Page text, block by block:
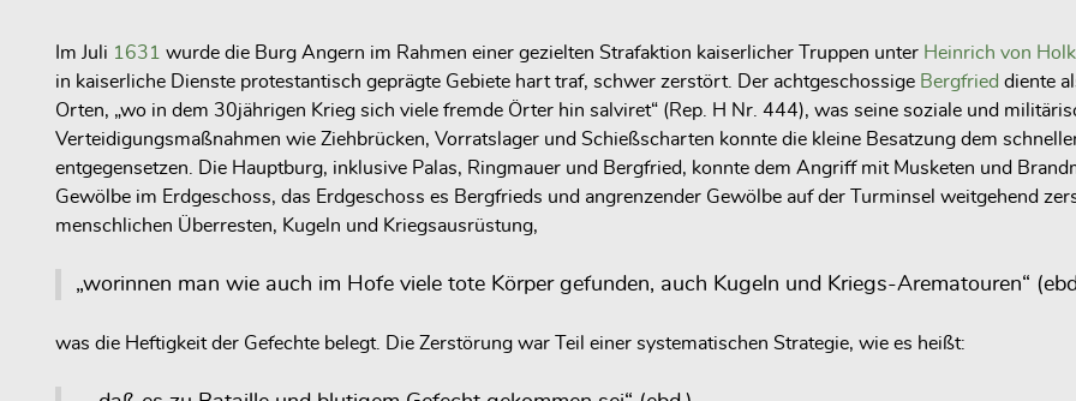
Im Juli 1631 wurde die Burg Angern im Rahmen einer gezielten Strafaktion kaiserlicher Truppen unter Heinrich von Holk
in kaiserliche Dienste protestantisch geprägte Gebiete hart traf, schwer zerstört. Der achtgeschossige Bergfried diente
Orten, „wo in dem 30jährigen Krieg sich viele fremde Örter hin salviret“ (Rep. H Nr. 444), was seine soziale und
Verteidigungsmaßnahmen wie Ziehbrücken, Vorratslager und Schießscharten konnte die kleine Besatzung dem
entgegensetzen. Die Hauptburg, inklusive Palas, Ringmauer und Bergfried, konnte dem Angriff mit Musketen und
Gewölbe im Erdgeschoss, das Erdgeschoss es Bergfrieds und angrenzender Gewölbe auf der Turminsel weitgehend
menschlichen Überresten, Kugeln und Kriegsausrüstung,
„worinnen man wie auch im Hofe viele tote Körper gefunden, auch Kugeln und Kriegs-Arematouren“
was die Heftigkeit der Gefechte belegt. Die Zerstörung war Teil einer systematischen Strategie, wie es heißt: